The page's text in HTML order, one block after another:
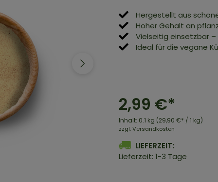
Hergestellt aus
Hoher Gehalt an
Vielseitig einsetzbar –
Ideal für die vegane
2,99 €*
Inhalt: 0.1 kg (29,90 €* / 1 kg)
zzgl. Versandkosten
LIEFERZEIT:
Lieferzeit: 1-3 Tage